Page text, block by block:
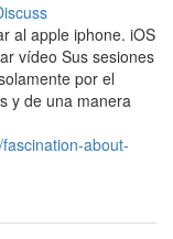
al apple iphone. iOS
vídeo Sus sesiones
por el
y de una manera
about-